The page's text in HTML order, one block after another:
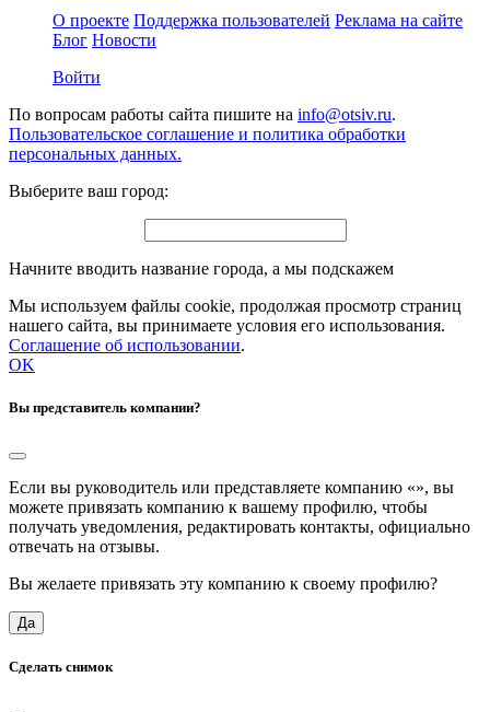
О проекте Поддержка пользователей Реклама на сайте
Блог Новости
Войти
По вопросам работы сайта пишите на info@otsiv.ru.
Пользовательское соглашение и политика обработки
персональных данных.
Выберите ваш город:
Начните вводить название города, а мы подскажем
Мы используем файлы cookie, продолжая просмотр страниц
нашего сайта, вы принимаете условия его использования.
Соглашение об использовании.
OK
Вы представитель компании?
Если вы руководитель или представляете компанию «», вы
можете привязать компанию к вашему профилю, чтобы
получать уведомления, редактировать контакты, официально
отвечать на отзывы.
Вы желаете привязать эту компанию к своему профилю?
Да
Сделать снимок